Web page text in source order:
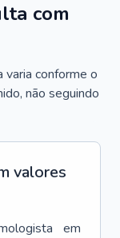
com
conforme o
não seguindo
valores
em